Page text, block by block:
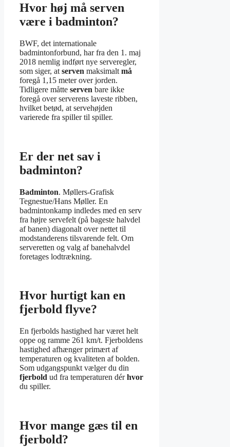
Hvor høj må serven
være i badminton?
BWF, det internationale
badmintonforbund, har fra den 1. maj
2018 nemlig indført nye serveregler,
som siger, at serven maksimalt må
foregå 1,15 meter over jorden.
Tidligere måtte serven bare ikke
foregå over serverens laveste ribben,
hvilket betød, at servehøjden
varierede fra spiller til spiller.
Er der net sav i
badminton?
Badminton. Møllers-Grafisk
Tegnestue/Hans Møller. En
badmintonkamp indledes med en serv
fra højre servefelt (på bageste halvdel
af banen) diagonalt over nettet til
modstanderens tilsvarende felt. Om
serveretten og valg af banehalvdel
foretages lodtrækning.
Hvor hurtigt kan en
fjerbold flyve?
En fjerbolds hastighed har været helt
oppe og ramme 261 km/t. Fjerboldens
hastighed afhænger primært af
temperaturen og kvaliteten af bolden.
Som udgangspunkt vælger du din
fjerbold ud fra temperaturen dérhvor
du spiller.
Hvor mange gæs til en
fjerbold?